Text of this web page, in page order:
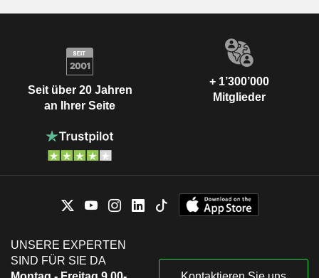
Seit über 20 Jahren
an Ihrer Seite
+ 1’300’000
Mitglieder
UNSERE EXPERTEN
SIND FÜR SIE DA